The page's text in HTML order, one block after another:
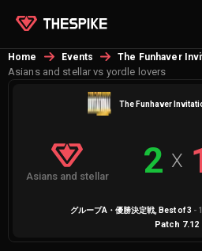
Home Events The Funhaver
Asians and stellar vs yordle lovers
The Funhaver
Asians and stellar 2 X
グループA・優勝決定戦 , Best of3 -
Patch 7.12